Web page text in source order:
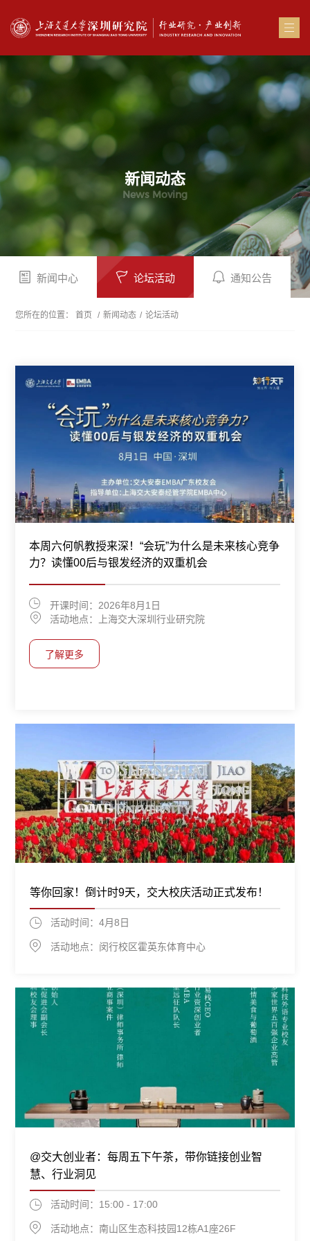
新闻动态
News Moving
新闻中心 论坛活动 通知公告
您所在的位置：首页 / 新闻动态 / 论坛活动
本周六何帆教授来深！“会玩”为什么是未来核心竞争
力？读懂00后与银发经济的双重机会
开课时间：2026年8月1日
活动地点：上海交大深圳行业研究院
了解更多
相约本周六！深圳市民文化大讲堂欢迎报名
开课时间：8月8日（周六）15:00—17:00
活动地点：深圳图书馆中心馆五楼报告厅
了解更多
聚焦税务合规！本周五“涉税刑事风险识别与防范”专
题分享欢迎报名
开课时间：2026年8月7日14:30-16:30
了解更多
8月10日报名截止！“案例研究方法：反思与进阶”专
题研讨会 (深圳) 欢迎报名
开课时间：2026年8月29日-30日
活动地点：上海交通大学深圳研究院(深圳市南山区
了解更多
本周六何帆教授来深！“会玩”为什么是未来核心竞争
力？读懂00后与银发经济的双重机会
开课时间：2026年8月1日
活动地点：上海交大深圳行业研究院
了解更多
开课时间：8月8日（周六）15:00—17:00
活动地点：深圳图书馆中心馆五楼报告厅
了解更多
等你回家！倒计时9天，交大校庆活动正式发布！
活动时间：4月8日
活动地点：闵行校区霍英东体育中心
@交大创业者：每周五下午茶，带你链接创业智
慧、行业洞见
活动时间：15:00 - 17:00
活动地点：南山区生态科技园12栋A1座26F